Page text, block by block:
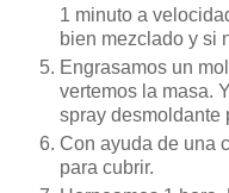
1 minuto a
bien mezclado y si
Engrasamos un
vertemos la masa.
spray desmoldante
Con ayuda de una
para cubrir.